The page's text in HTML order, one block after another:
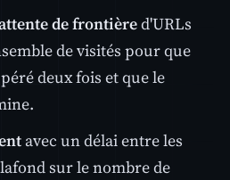
de frontièred'URLs
de visités pour que
deux fois et que le
avec un délai entre les
sur le nombre de